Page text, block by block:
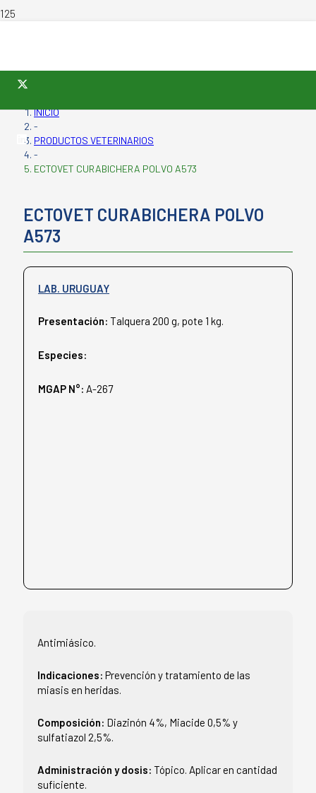
INICIO
-
PRODUCTOS VETERINARIOS
-
ECTOVET CURABICHERA POLVO A573
ECTOVET CURABICHERA POLVO
A573
LAB. URUGUAY
Presentación: Talquera 200 g, pote 1 kg.
Especies:
MGAP N°: A-267
Antimiásico.
Indicaciones: Prevención y tratamiento de las
miasis en heridas.
Composición: Diazinón 4%, Miacide 0,5% y
sulfatiazol 2,5%.
Administración y dosis: Tópico. Aplicar en cantidad
suficiente.